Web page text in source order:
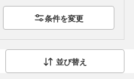
条件を変更
並び替え